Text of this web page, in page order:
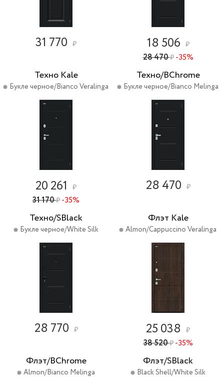
31 770 ₽ 18 506 ₽
28 470₽ -35%
Техно Kale
Букле черное/Bianco Veralinga
20 261 ₽
31 170₽ -35%
Техно/BChrome
Букле черное/Bianco Melinga
28 470 ₽
Техно/SBlack
Букле черное/White Silk
28 770 ₽
Флэт Kale
Almon/Cappuccino Veralinga
25 038 ₽
38 520₽ -35%
Флэт/BChrome
Almon/Bianco Melinga
Флэт/SBlack
Black Shell/White Silk